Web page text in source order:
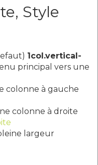
Style
1col.vertical-
principal vers une
colonne à gauche
colonne à droite
largeur